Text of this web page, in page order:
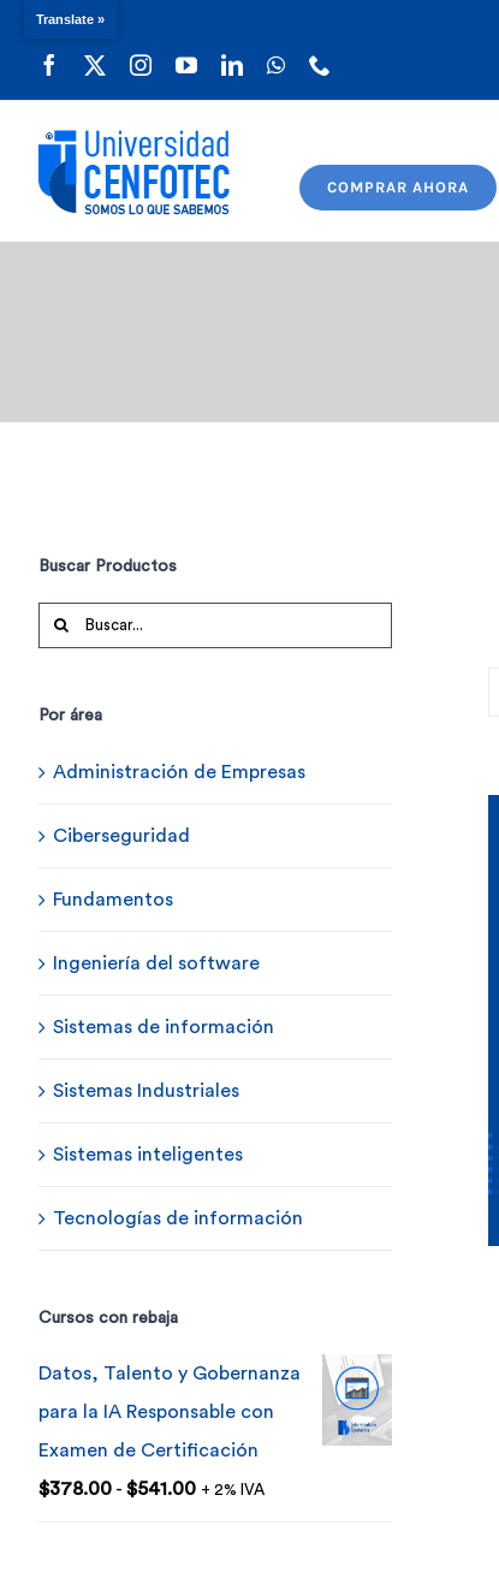
COMPRAR AHORA
Buscar Productos
Buscar:
Por área
Administración de Empresas
Ciberseguridad
Fundamentos
Ingeniería del software
Sistemas de información
Sistemas Industriales
Sistemas inteligentes
Tecnologías de información
Cursos con rebaja
Datos, Talento y Gobernanza
para la IA Responsable con
Examen de Certificación
$378.00 - $541.00Rango
+ 2% IVA
Translate »